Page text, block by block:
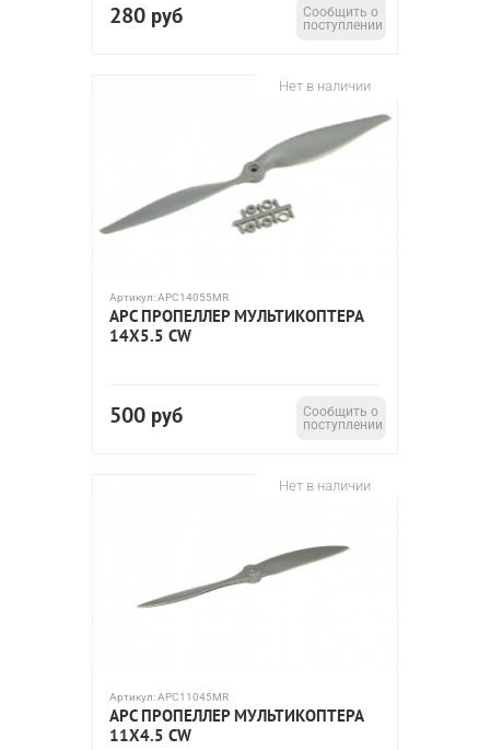
280 руб
Сообщить о
поступлении
Нет в наличии
Артикул:APC14055MR
APC ПРОПЕЛЛЕР МУЛЬТИКОПТЕРА
14X5.5 CW
500 руб
Сообщить о
поступлении
Нет в наличии
Артикул:APC11045MR
APC ПРОПЕЛЛЕР МУЛЬТИКОПТЕРА
11X4.5 CW